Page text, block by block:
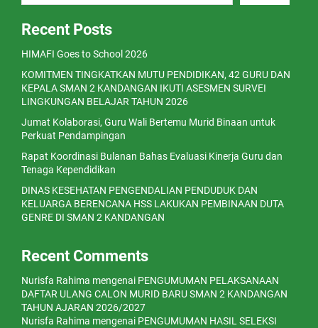
Recent Posts
HIMAFI Goes to School 2026
KOMITMEN TINGKATKAN MUTU PENDIDIKAN, 42 GURU DAN
KEPALA SMAN 2 KANDANGAN IKUTI ASESMEN SURVEI
LINGKUNGAN BELAJAR TAHUN 2026
Jumat Kolaborasi, Guru Wali Bertemu Murid Binaan untuk
Perkuat Pendampingan
Rapat Koordinasi Bulanan Bahas Evaluasi Kinerja Guru dan
Tenaga Kependidikan
DINAS KESEHATAN PENGENDALIAN PENDUDUK DAN
KELUARGA BERENCANA HSS LAKUKAN PEMBINAAN DUTA
GENRE DI SMAN 2 KANDANGAN
Recent Comments
Nurisfa Rahima mengenai PENGUMUMAN PELAKSANAAN
DAFTAR ULANG CALON MURID BARU SMAN 2 KANDANGAN
TAHUN AJARAN 2026/2027
Nurisfa Rahima mengenai PENGUMUMAN HASIL SELEKSI